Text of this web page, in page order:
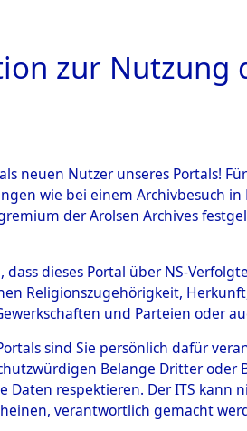
Ebenried
→0050
zur Nutzung
neuen Nutzer unseres Portals!
wie bei einem Archivbesuch
der Arolsen Archives
dass dieses Portal über NS-
Religionszugehörigkeit,
und Parteien oder
sind Sie persönlich dafür
Belange Dritter
Daten respektieren. Der ITS
verantwortlich gemacht